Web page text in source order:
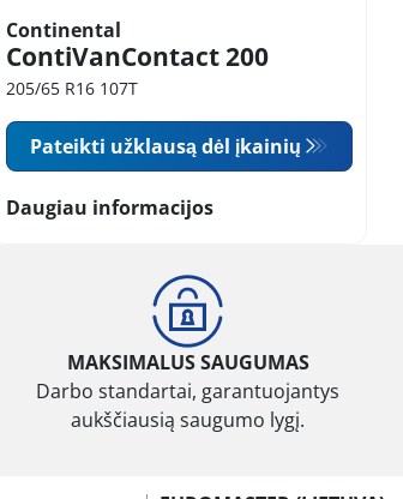
Continental
ContiVanContact 200
205/65 R16 107T
Pateikti užklausą dėl įkainių
Daugiau informacijos
MAKSIMALUS SAUGUMAS
Darbo standartai, garantuojantys
aukščiausią saugumo lygį.